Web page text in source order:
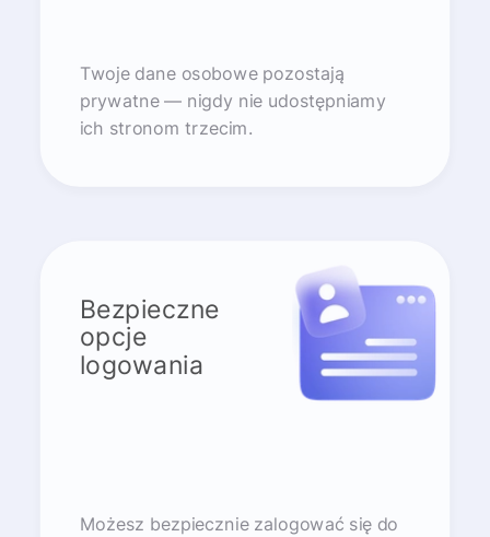
Twoje dane osobowe pozostają
prywatne — nigdy nie udostępniamy
ich stronom trzecim.
Bezpieczne
opcje
logowania
Możesz bezpiecznie zalogować się do